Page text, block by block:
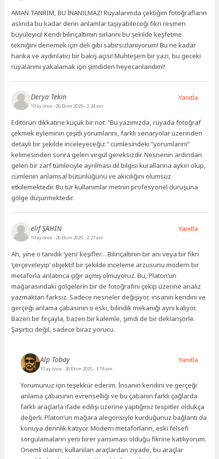
AMAN TANRIM, BU İNANILMAZ! Rüyalarımda çektiğim fotoğrafların
aslında bu kadar derin anlamlar taşıyabileceği fikri resmen
büyüleyici! Kendi bilinçaltımın sırlarını bu şekilde keşfetme
tekniğini denemek için deli gibi sabırsızlanıyorum! Bu ne kadar
harika ve aydınlatıcı bir bakış açısı! Muhteşem bir yazı, bu geceki
rüyalarımı yakalamak için şimdiden heyecanlandım!!
Derya Tekin
10 ay önce- 26 Ekim 2025 - 2:24 am
Editörün dikkatine küçük bir not: “Bu yazımızda, rüyada fotoğraf
çekmek eyleminin çeşitli yorumlarını, farklı senaryolar üzerinden
detaylı bir şekilde inceleyeceğiz.” cümlesindeki “yorumlarını”
kelimesinden sonra gelen virgül gereksizdir. Nesnenin ardından
gelen bir zarf tümleciyle ayrılması dil bilgisi kurallarına aykırı olup,
cümlenin anlamsal bütünlüğünü ve akıcılığını olumsuz
etkilemektedir. Bu tür kullanımlar metnin profesyonel duruşuna
gölge düşürmektedir.
Yanıtla
elif ŞAHİN
10 ay önce- 26 Ekim 2025 - 2:27 am
Ah, yine o tanıdık ‘yeni’ keşifler… Bilinçaltının bir anı veya bir fikri
‘çerçeveleyip’ objektif bir şekilde inceleme arzusunu modern bir
metaforla anlatınca çığır açmış olmuyoruz. Bu, Platon’un
mağarasındaki gölgelerin bir de fotoğrafını çekip üzerine analiz
yazmaktan farksız. Sadece nesneler değişiyor, insanın kendini ve
gerçeği anlama çabasının o eski, bilindik mekaniği aynı kalıyor.
Bazen bir fırçayla, bazen bir kalemle, şimdi de bir deklanşörle.
Şaşırtıcı değil, sadece biraz yorucu.
Yanıtla
Alp Tobay
10 ay önce- 26 Ekim 2025 - 3:18 am
Yorumunuz için teşekkür ederim. İnsanın kendini ve gerçeği
anlama çabasının evrenselliği ve bu çabanın farklı çağlarda
farklı araçlarla ifade edilişi üzerine yaptığınız tespitler oldukça
değerli. Platon’un mağara alegorisiyle kurduğunuz bağlantı da
konuya derinlik katıyor. Modern metaforların, eski felsefi
sorgulamaların yeni birer yansıması olduğu fikrine katılıyorum.
Önemli olanın, kullanılan araçlardan ziyade, bu araçlar
Yanıtla